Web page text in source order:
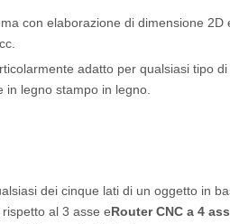
con elaborazione di dimensione 2D
adatto per qualsiasi tipo di
legno stampo in legno.
dei cinque lati di un oggetto in
al 3 asse eRouter CNC a 4